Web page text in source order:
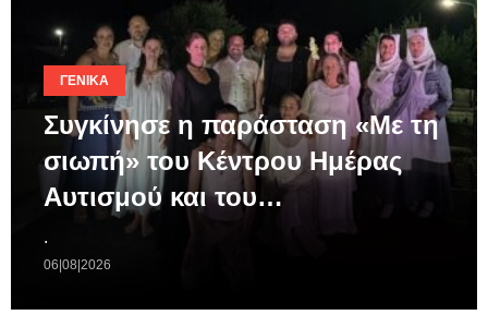
ΓΕΝΙΚΆ
Συγκίνησε η παράσταση «Με τη
σιωπή» του Κέντρου Ημέρας
Αυτισμού και του…
.
06|08|2026